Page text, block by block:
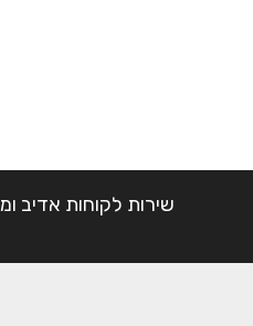
שירות לקוחות אדיב